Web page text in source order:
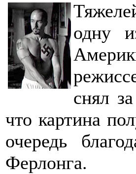
одну
снял
что картина
очередь
Ферлонга.